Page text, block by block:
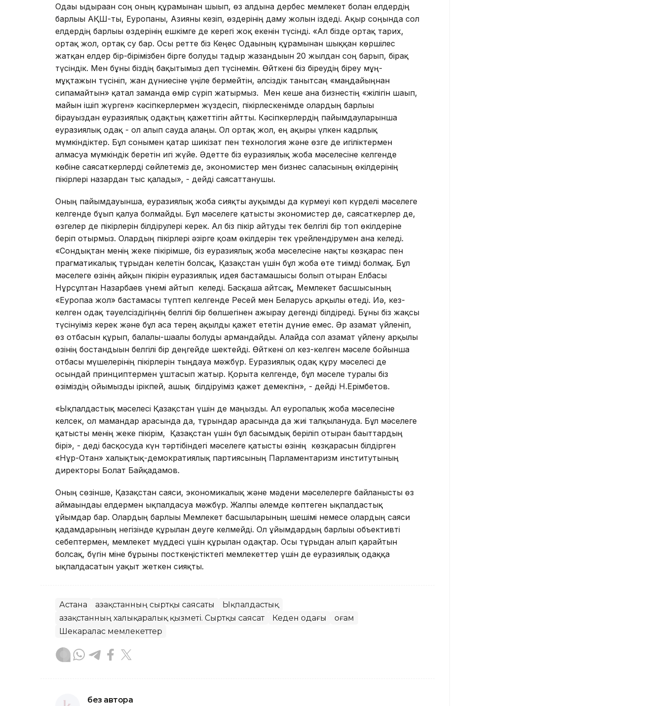
Одағы ыдыраған соң оның құрамынан шығып, өз алдына дербес мемлекет болған елдердің
барлығы АҚШ-ты, Еуропаны, Азияны кезіп, өздерінің даму жолын іздеді. Ақыр соңында сол
елдердің барлығы өздерінің ешкімге де керегі жоқ екенін түсінді. «Ал бізде ортақ тарих,
ортақ жол, ортақ су бар. Осы ретте біз Кеңес Одағының құрамынан шыққан көршілес
жатқан елдер бір-бірімізбен бірге болуды тағдыр жазғандығын 20 жылдан соң барып, бірақ
түсіндік. Мен бұны біздің бақытымыз деп түсінемін. Өйткені біз біреудің біреу мұң-
мұқтажын түсініп, жан дүниесіне үңіле бермейтін, әлсіздік танытсаң «маңдайыңнан
сипамайтын» қатал заманда өмір сүріп жатырмыз. Мен кеше ғана бизнестің «жілігін шағып,
майын ішіп жүрген» кәсіпкерлермен жүздесіп, пікірлескенімде олардың барлығы
бірауыздан еуразиялық одақтың қажеттігін айтты. Кәсіпкерлердің пайымдауларынша
еуразиялық одақ - ол алып сауда алаңы. Ол ортақ жол, ең ақыры үлкен кадрлық
мүмкіндіктер. Бұл сонымен қатар шикізат пен технология және өзге де игіліктермен
алмасуға мүмкіндік беретін игі жүйе. Әдетте біз еуразиялық жоба мәселесіне келгенде
көбіне саясаткерлерді сөйлетеміз де, экономистер мен бизнес саласының өкілдерінің
пікірлері назардан тыс қалады», - дейді саясаттанушы.
Оның пайымдауынша, еуразиялық жоба сияқты ауқымды да күрмеуі көп күрделі мәселеге
келгенде бұғып қалуға болмайды. Бұл мәселеге қатысты экономистер де, саясаткерлер де,
өзгелер де пікірлерін білдірулері керек. Ал біз пікір айтуды тек белгілі бір топ өкілдеріне
беріп отырмыз. Олардың пікірлері әзірге қоғам өкілдерін тек үрейлендірумен ғана келеді.
«Сондықтан менің жеке пікірімше, біз еуразиялық жоба мәселесіне нақты көзқарас пен
прагматикалық тұрғыдан келетін болсақ, Қазақстан үшін бұл жоба өте тиімді болмақ. Бұл
мәселеге өзінің айқын пікірін еуразиялық идея бастамашысы болып отырған Елбасы
Нұрсұлтан Назарбаев үнемі айтып келеді. Басқаша айтсақ, Мемлекет басшысының
«Еуропаға жол» бастамасы түптеп келгенде Ресей мен Беларусь арқылы өтеді. Иә, кез-
келген одақ тәуелсіздігіңнің белгілі бір бөлшегінен ажырау дегенді білдіреді. Бұны біз жақсы
түсінуіміз керек және бұл аса терең ақылды қажет ететін дүние емес. Әр азамат үйленіп,
өз отбасын құрып, балалы-шағалы болуды армандайды. Алайда сол азамат үйлену арқылы
өзінің бостандығын белгілі бір деңгейде шектейді. Өйткені ол кез-келген мәселе бойынша
отбасы мүшелерінің пікірлерін тыңдауға мәжбүр. Еуразиялық одақ құру мәселесі де
осындай принциптермен ұштасып жатыр. Қорыта келгенде, бұл мәселе туралы біз
өзіміздің ойымызды ірікпей, ашық білдіруіміз қажет демекпін», - дейді Н.Ерімбетов.
«Ықпалдастық мәселесі Қазақстан үшін де маңызды. Ал еуропалық жоба мәселесіне
келсек, ол мамандар арасында да, тұрғындар арасында да жиі талқылануда. Бұл мәселеге
қатысты менің жеке пікірім, Қазақстан үшін бұл басымдық беріліп отырған бағыттардың
бірі», - деді басқосуда күн тәртібіндегі мәселеге қатысты өзінің көзқарасын білдірген
«Нұр-Отан» халықтық-демократиялық партиясының Парламентаризм институтының
директоры Болат Байқадамов.
Оның сөзінше, Қазақстан саяси, экономикалық және мәдени мәселелерге байланысты өз
аймағындағы елдермен ықпалдасуға мәжбүр. Жалпы әлемде көптеген ықпалдастық
ұйымдар бар. Олардың барлығы Мемлекет басшыларының шешімі немесе олардың саяси
қадамдарының негізінде құрылған деуге келмейді. Ол ұйымдардың барлығы объективті
себептермен, мемлекет мүддесі үшін құрылған одақтар. Осы тұрғыдан алып қарайтын
болсақ, бүгін міне бұрынғы посткеңістіктегі мемлекеттер үшін де еуразиялық одаққа
ықпалдасатын уақыт жеткен сияқты.
Астана Қазақстанның сыртқы саясаты
Ықпалдастық
Қазақстанның халықаралық қызметі. Сыртқы саясат
Кеден одағы
Қоғам
Шекаралас мемлекеттер
без автора